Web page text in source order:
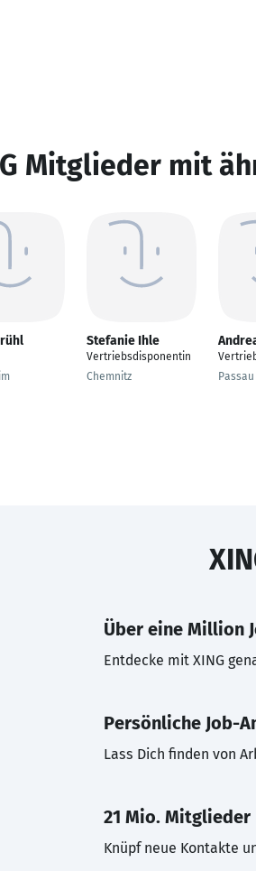
Mitglieder mit
Stefanie Ihle
Vertriebsdisponentin
Chemnitz
Passau
Über eine Million
Entdecke mit XING
Persönliche Job-
Lass Dich finden von
21 Mio. Mitglieder
Knüpf neue Kontakte